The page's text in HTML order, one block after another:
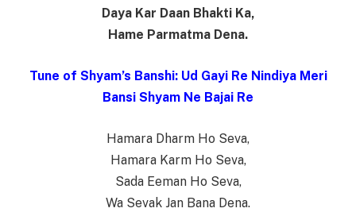
Daya Kar Daan Bhakti Ka,
Hame Parmatma Dena.
Tune of Shyam’s Banshi: Ud Gayi Re Nindiya Meri
Bansi Shyam Ne Bajai Re
Hamara Dharm Ho Seva,
Hamara Karm Ho Seva,
Sada Eeman Ho Seva,
Wa Sevak Jan Bana Dena.